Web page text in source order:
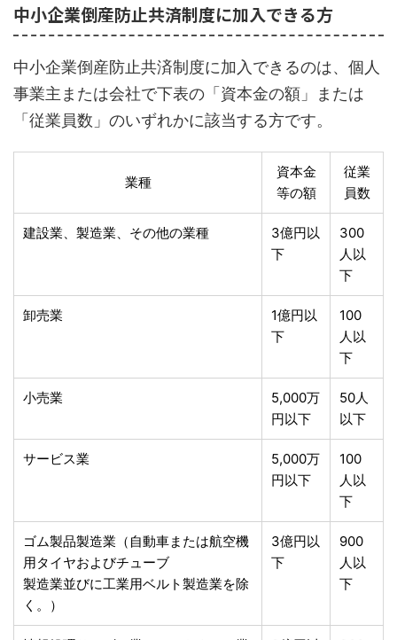
中小企業倒産防止共済制度に加入できる方
中小企業倒産防止共済制度に加入できるのは、個人
事業主または会社で下表の「資本金の額」または
「従業員数」のいずれかに該当する方です。
業種
資本金
等の額
従業
員数
建設業、製造業、その他の業種
3億円以
下
300
人以
下
卸売業
1億円以
下
100
人以
下
小売業
5,000万
円以下
50人
以下
サービス業
5,000万
円以下
100
人以
下
ゴム製品製造業（自動車または航空機
用タイヤおよびチューブ
製造業並びに工業用ベルト製造業を除
く。）
3億円以
下
900
人以
下